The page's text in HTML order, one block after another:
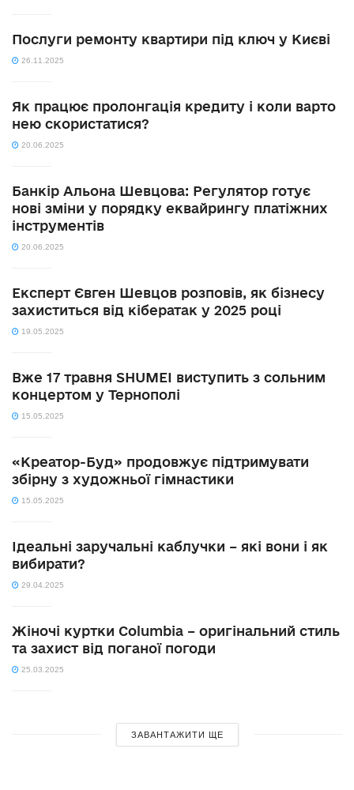
Послуги ремонту квартири під ключ у Києві
26.11.2025
Як працює пролонгація кредиту і коли варто
нею скористатися?
20.06.2025
Банкір Альона Шевцова: Регулятор готує
нові зміни у порядку еквайрингу платіжних
інструментів
20.06.2025
Експерт Євген Шевцов розповів, як бізнесу
захиститься від кібератак у 2025 році
19.05.2025
Вже 17 травня SHUMEI виступить з сольним
концертом у Тернополі
15.05.2025
«Креатор-Буд» продовжує підтримувати
збірну з художньої гімнастики
15.05.2025
Ідеальні заручальні каблучки – які вони і як
вибирати?
29.04.2025
Жіночі куртки Columbia – оригінальний стиль
та захист від поганої погоди
25.03.2025
ЗАВАНТАЖИТИ ЩЕ